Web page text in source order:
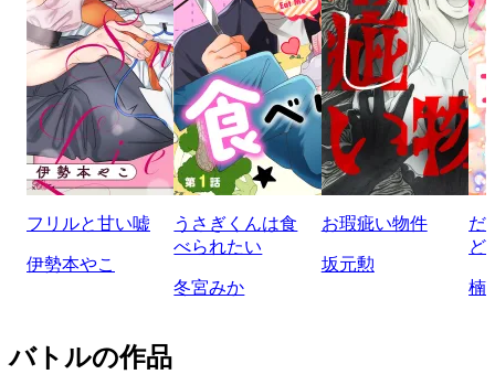
フリルと甘い嘘
伊勢本やこ
うさぎくんは食
べられたい
冬宮みか
お瑕疵い物件
坂元勲
だ
ど
楠
バトルの作品